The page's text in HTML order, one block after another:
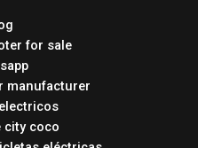
for sale
manufacturer
city coco